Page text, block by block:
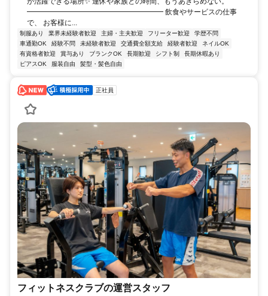
━━━━━━━━━━━━━━━━━━━ 飲食やサービスの仕事
で、 お客様に...
制服あり 業界未経験者歓迎 主婦・主夫歓迎 フリーター歓迎
学歴不問
車通勤OK
経験不問 未経験者歓迎 交通費全額支給 経験者歓迎
ネイルOK
有資格者歓迎
賞与あり ブランクOK 長期歓迎 シフト制
長期休暇あり
ピアスOK
服装自由 髪型・髪色自由
正社員
フィットネスクラブの運営スタッフ